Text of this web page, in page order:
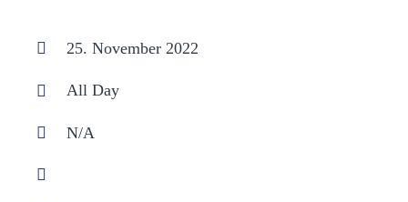
25. November 2022
All Day
N/A